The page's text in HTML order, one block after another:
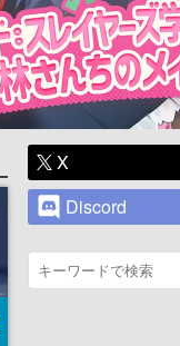
X
Discord